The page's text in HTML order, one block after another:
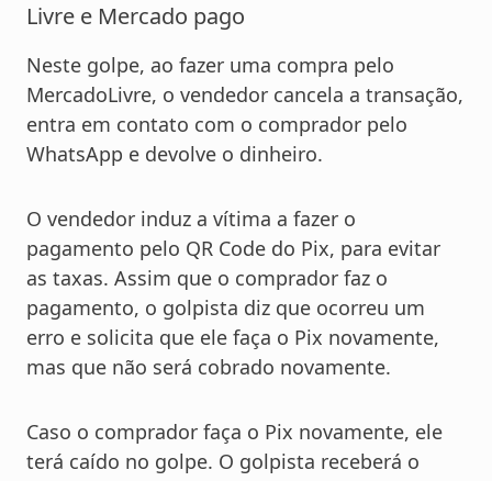
Livre e Mercado pago
Neste golpe, ao fazer uma compra pelo
MercadoLivre, o vendedor cancela a transação,
entra em contato com o comprador pelo
WhatsApp e devolve o dinheiro.
O vendedor induz a vítima a fazer o
pagamento pelo QR Code do Pix, para evitar
as taxas. Assim que o comprador faz o
pagamento, o golpista diz que ocorreu um
erro e solicita que ele faça o Pix novamente,
mas que não será cobrado novamente.
Caso o comprador faça o Pix novamente, ele
terá caído no golpe. O golpista receberá o